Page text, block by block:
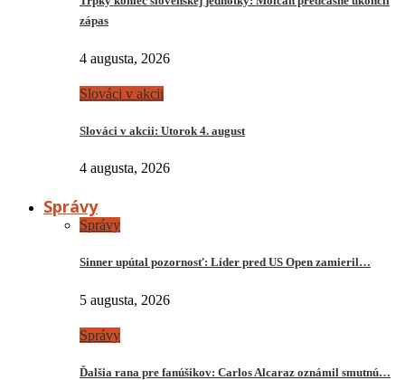
zápas
4 augusta, 2026
Slováci v akcii
Slováci v akcii: Utorok 4. august
4 augusta, 2026
Správy
Správy
Sinner upútal pozornosť: Líder pred US Open zamieril…
5 augusta, 2026
Správy
Ďalšia rana pre fanúšikov: Carlos Alcaraz oznámil smutnú…